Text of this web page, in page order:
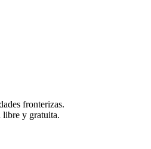
fronterizas.
libre y gratuita.